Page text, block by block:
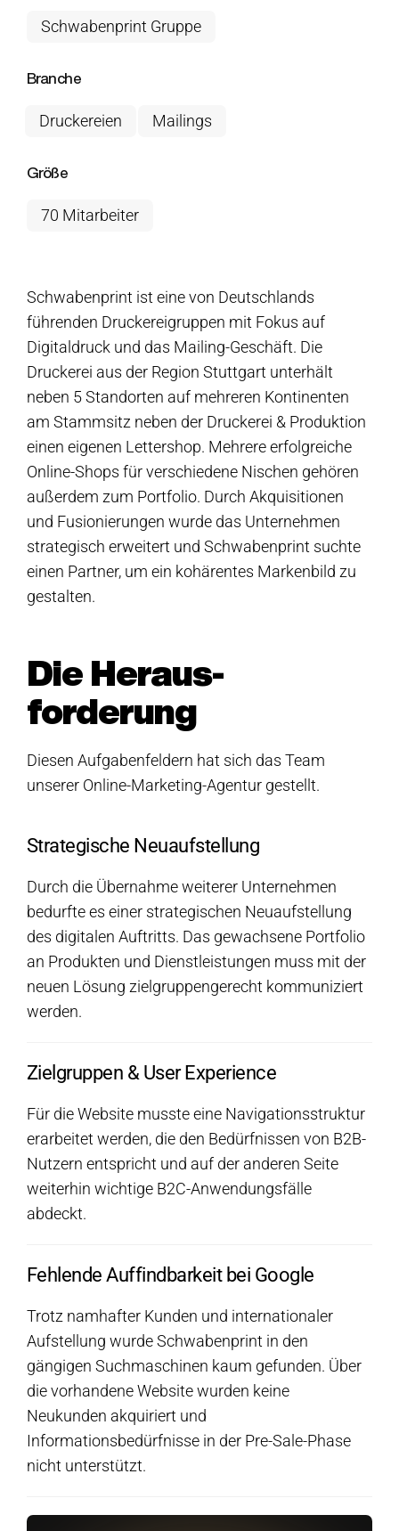
Schwabenprint Gruppe
Branche
Druckereien Mailings
Größe
70 Mitarbeiter
Schwabenprint ist eine von Deutschlands
führenden Druckereigruppen mit Fokus auf
Digitaldruck und das Mailing-Geschäft. Die
Druckerei aus der Region Stuttgart unterhält
neben 5 Standorten auf mehreren Kontinenten
am Stammsitz neben der Druckerei & Produktion
einen eigenen Lettershop. Mehrere erfolgreiche
Online-Shops für verschiedene Nischen gehören
außerdem zum Portfolio. Durch Akquisitionen
und Fusionierungen wurde das Unternehmen
strategisch erweitert und Schwabenprint suchte
einen Partner, um ein kohärentes Markenbild zu
gestalten.
Die Heraus­
forderung
Diesen Aufgabenfeldern hat sich das Team
unserer Online-Marketing-Agentur gestellt.
Strategische Neuaufstellung
Durch die Übernahme weiterer Unternehmen
bedurfte es einer strategischen Neuaufstellung
des digitalen Auftritts. Das gewachsene Portfolio
an Produkten und Dienstleistungen muss mit der
neuen Lösung zielgruppengerecht kommuniziert
werden.
Zielgruppen & User Experience
Für die Website musste eine Navigationsstruktur
erarbeitet werden, die den Bedürfnissen von B2B-
Nutzern entspricht und auf der anderen Seite
weiterhin wichtige B2C-Anwendungsfälle
abdeckt.
Fehlende Auffindbarkeit bei Google
Trotz namhafter Kunden und internationaler
Aufstellung wurde Schwabenprint in den
gängigen Suchmaschinen kaum gefunden. Über
die vorhandene Website wurden keine
Neukunden akquiriert und
Informationsbedürfnisse in der Pre-Sale-Phase
nicht unterstützt.